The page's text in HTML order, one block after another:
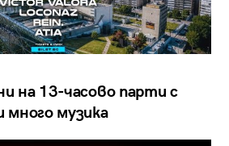
на 13-часово парти с
много музика